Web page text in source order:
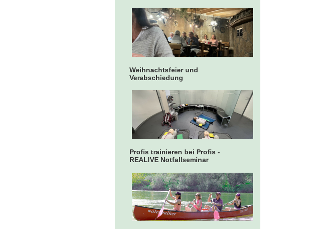
Weihnachtsfeier und
Verabschiedung
Profis trainieren bei Profis -
REALIVE Notfallseminar